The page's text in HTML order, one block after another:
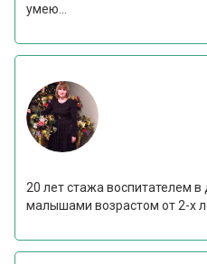
умею...
20 лет стажа воспитателем
малышами возрастом от 2-х